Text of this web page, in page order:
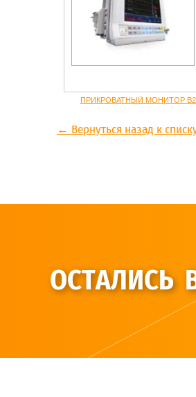
ПРИКРОВАТНЫЙ МОНИТОР
← Вернуться назад к
ОСТАЛИСЬ